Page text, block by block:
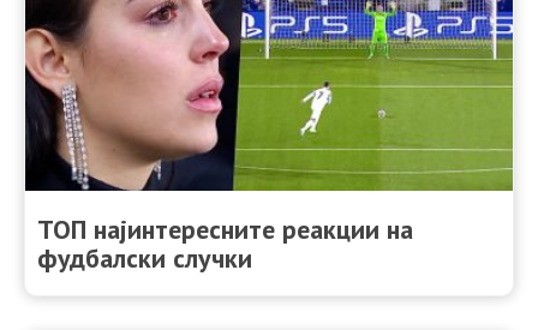
ТОП најинтересните реакции на
фудбалски случки